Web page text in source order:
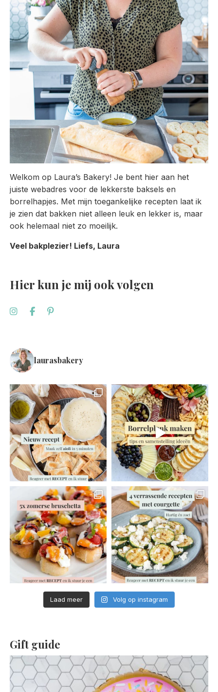
Welkom op Laura’s Bakery! Je bent hier aan het
juiste webadres voor de lekkerste baksels en
borrelhapjes. Met mijn toegankelijke recepten laat ik
je zien dat bakken niet alleen leuk en lekker is, maar
ook helemaal niet zo moeilijk.
Veel bakplezier! Liefs, Laura
Hier kun je mij ook volgen
laurasbakery
Laad meer Volg op instagram
Gift guide